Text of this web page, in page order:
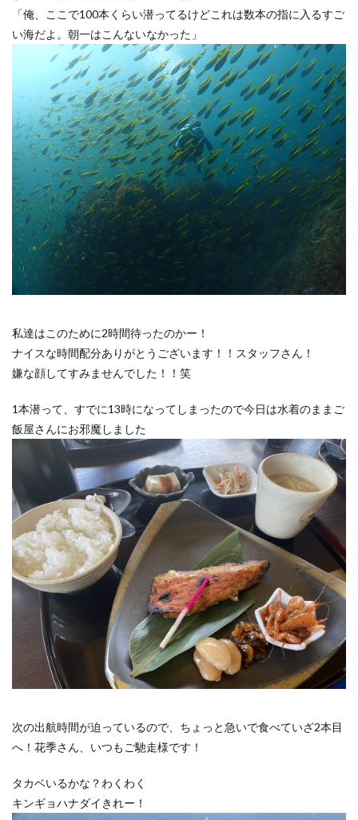
「俺、ここで100本くらい潜ってるけどこれは数本の指に入るすご
い海だよ。朝一はこんないなかった」
私達はこのために2時間待ったのかー！
ナイスな時間配分ありがとうございます！！スタッフさん！
嫌な顔してすみませんでした！！笑
1本潜って、すでに13時になってしまったので今日は水着のままご
飯屋さんにお邪魔しました
次の出航時間が迫っているので、ちょっと急いで食べていざ2本目
へ！花季さん、いつもご馳走様です！
タカベいるかな？わくわく
キンギョハナダイきれー！